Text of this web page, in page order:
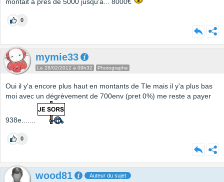
montait à près de 5000 jusqu'à... 8000€
0
mymie33
Le 28/02/2012 à 09h32 Photographe
Oui il y'a encore plus haut en montants de Tle mais il y'a plus bas
moi avec un dégrèvement de 700env (pret 0%) me reste a payer
938e.......
0
wood81 Auteur du sujet